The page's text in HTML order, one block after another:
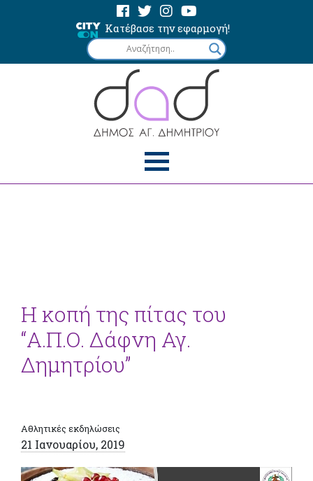
Κατέβασε την εφαρμογή!
Η κοπή της πίτας του
“Α.Π.Ο. Δάφνη Αγ.
Δημητρίου”
Αθλητικές εκδηλώσεις
21 Ιανουαρίου, 2019